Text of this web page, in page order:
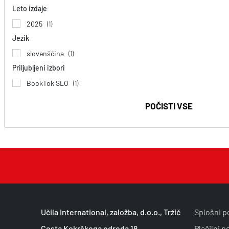
Leto izdaje
2025 (1)
Jezik
slovenščina (1)
Priljubljeni izbori
BookTok SLO
(1)
POČISTI VSE
Učila International, založba, d.o.o., Tržič
Splošni